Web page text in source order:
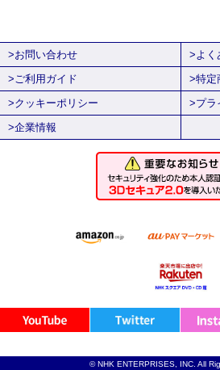
>お問い合わせ
>よく
>ご利用ガイド
>特定
>クッキーポリシー
>プラ
>企業情報
© NHK ENTERPRISES, INC. All